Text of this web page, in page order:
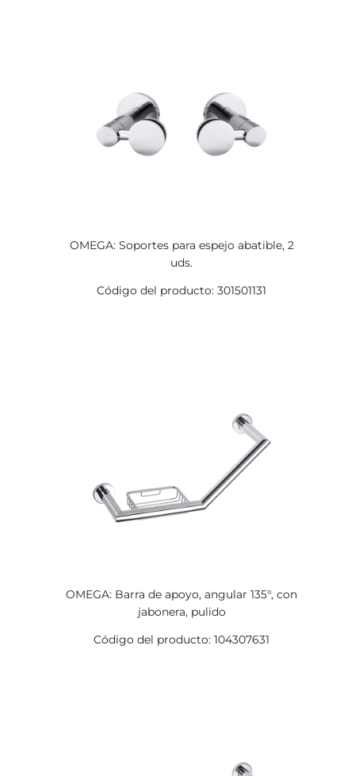
OMEGA: Soportes para espejo abatible, 2
uds.
Código del producto: 301501131
OMEGA: Barra de apoyo, angular 135°, con
jabonera, pulido
Código del producto: 104307631